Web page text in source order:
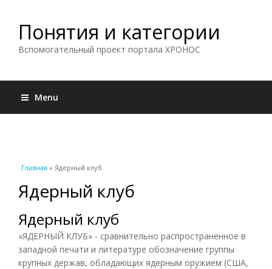
Понятия и категории
Вспомогательный проект портала ХРОНОС
Menu
Вы здесь
Главная » Ядерный клуб
Ядерный клуб
Ядерный клуб
«ЯДЕРНЫЙ КЛУБ» - сравнительно распространенное в
западной печати и литературе обозначение группы
крупных держав, обладающих ядерным оружием (США,